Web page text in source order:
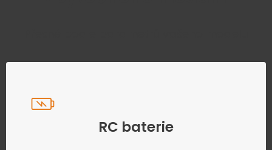
RC baterie